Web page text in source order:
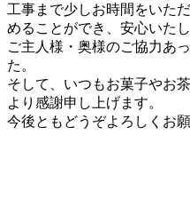
工事まで少しお時間をいた
めることができ、安心いたし
ご主人様・奥様のご協力あ
た。
そして、いつもお菓子やお
より感謝申し上げます。
今後ともどうぞよろしくお